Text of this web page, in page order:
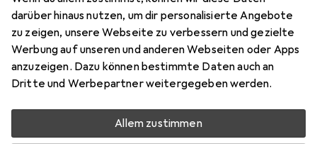
darüber hinaus nutzen, um dir personalisierte Angebote
zu zeigen, unsere Webseite zu verbessern und gezielte
Werbung auf unseren und anderen Webseiten oder Apps
anzuzeigen. Dazu können bestimmte Daten auch an
Dritte und Werbepartner weitergegeben werden.
Allem zustimmen
Preis in EUR inkl. MwSt.
Bewertungen Marke
Mehr von Rieker
Zwischen Do, 13.8. und Mo, 17.8. geliefert
Nur 2 Stück an Lager beim Drittanbieter